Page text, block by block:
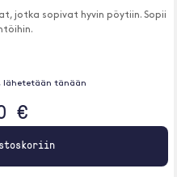
jotka sopivat hyvin pöytiin. Sopii
lähetetään tänään
€